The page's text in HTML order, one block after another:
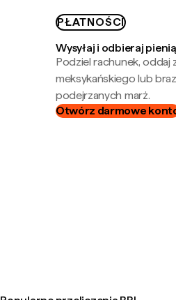
PŁATNOŚCI
Wysyłaj i odbieraj
Podziel rachunek, oddaj
meksykańskiego lub
podejrzanych marż.
Otwórz darmowe